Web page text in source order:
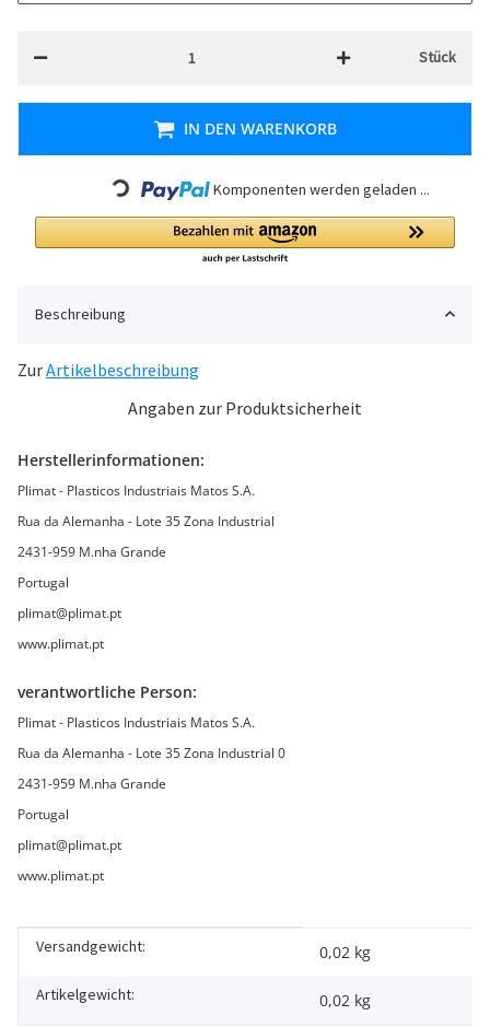
Stück
IN DEN WARENKORB
Loading... Komponenten werden geladen ...
Beschreibung
ZurArtikelbeschreibung
Angaben zur Produktsicherheit
Herstellerinformationen:
Plimat - Plasticos Industriais Matos S.A.
Rua da Alemanha - Lote 35 Zona Industrial
2431-959 M.nha Grande
Portugal
plimat@plimat.pt
www.plimat.pt
verantwortliche Person:
Plimat - Plasticos Industriais Matos S.A.
Rua da Alemanha - Lote 35 Zona Industrial 0
2431-959 M.nha Grande
Portugal
plimat@plimat.pt
www.plimat.pt
Produkteigenschaft
Wert
Versandgewicht: 0,02 kg
Artikelgewicht: 0,02 kg